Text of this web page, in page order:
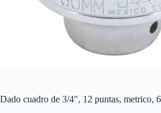
Dado cuadro de 3/4″, 12 puntas, metrico,